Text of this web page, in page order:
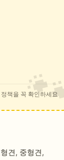
책을 꼭 확인하세요
견, 중형견,